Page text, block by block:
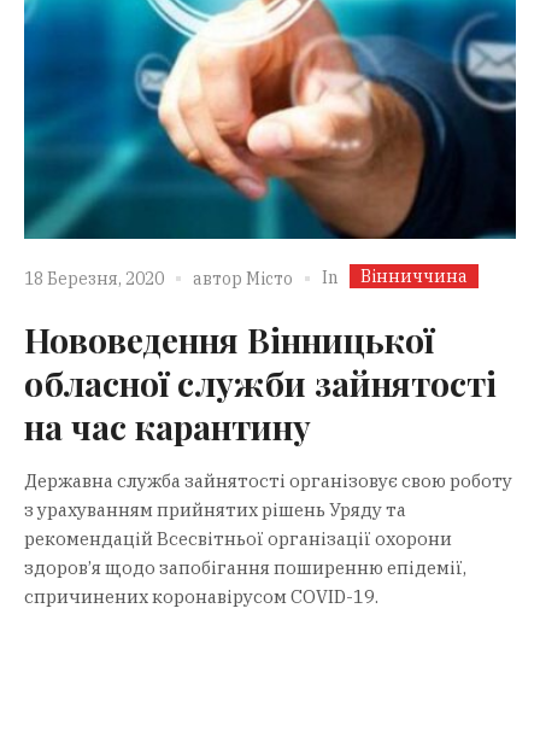
18 Березня, 2020 автор Місто In Вінниччина
Нововедення Вінницької
обласної служби зайнятості
на час карантину
Державна служба зайнятості організовує свою роботу
з урахуванням прийнятих рішень Уряду та
рекомендацій Всесвітньої організації охорони
здоров’я щодо запобігання поширенню епідемії,
спричинених коронавірусом COVID-19.